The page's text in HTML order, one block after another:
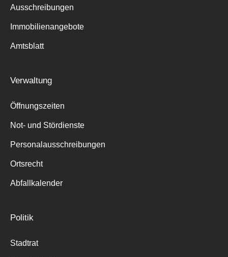
Ausschreibungen
Immobilienangebote
Amtsblatt
Verwaltung
Öffnungszeiten
Not- und Stördienste
Personalausschreibungen
Ortsrecht
Abfallkalender
Politik
Stadtrat